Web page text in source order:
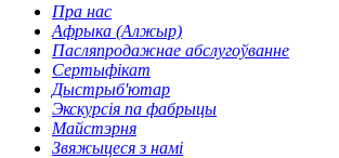
Пра нас
Афрыка (Алжыр)
Пасляпродажнае абслугоўванне
Сертыфікат
Дыстрыб'ютар
Экскурсія па фабрыцы
Майстэрня
Звяжыцеся з намі